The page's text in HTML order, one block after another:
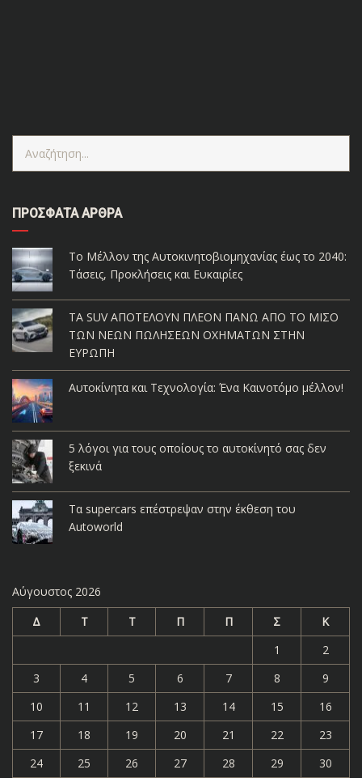
ΠΡΌΣΦΑΤΑ ΆΡΘΡΑ
Το Μέλλον της Αυτοκινητοβιομηχανίας έως το 2040:
Τάσεις, Προκλήσεις και Ευκαιρίες
ΤΑ SUV ΑΠΟΤΕΛΟΥΝ ΠΛΕΟΝ ΠΑΝΩ ΑΠΟ ΤΟ ΜΙΣΟ
ΤΩΝ ΝΕΩΝ ΠΩΛΗΣΕΩΝ ΟΧΗΜΑΤΩΝ ΣΤΗΝ
ΕΥΡΩΠΗ
Αυτοκίνητα και Τεχνολογία: Ένα Καινοτόμο μέλλον!
5 λόγοι για τους οποίους το αυτοκίνητό σας δεν
ξεκινά
Τα supercars επέστρεψαν στην έκθεση του
Autoworld
Αύγουστος 2026
Δ
Τ Τ Π Π Σ
Κ
1
2
3
4 5 6 7 8
9
10
11 12 13 14 15
16
17
18 19 20 21 22
23
24
25 26 27 28 29 30